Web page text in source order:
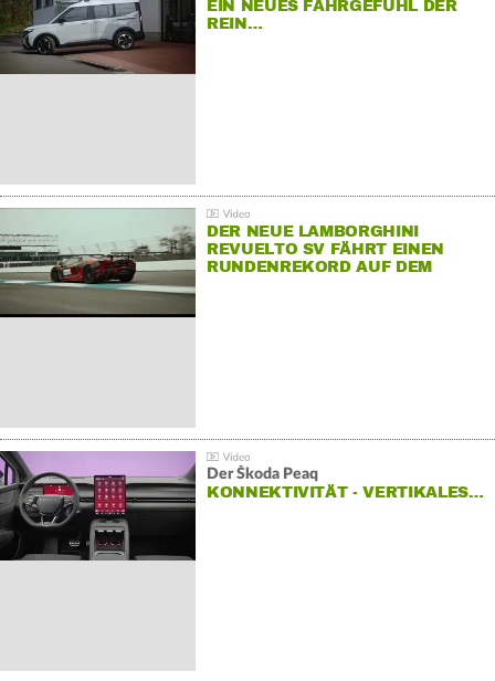
EIN NEUES FAHRGEFÜHL DER
REIN…
DER NEUE LAMBORGHINI
REVUELTO SV FÄHRT EINEN
RUNDENREKORD AUF DEM
Der Škoda Peaq
KONNEKTIVITÄT - VERTIKALES…